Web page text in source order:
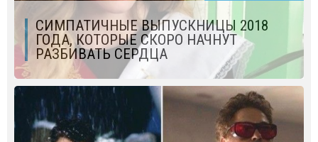
СИМПАТИЧНЫЕ ВЫПУСКНИЦЫ 2018
ГОДА, КОТОРЫЕ СКОРО НАЧНУТ
РАЗБИВАТЬ СЕРДЦА